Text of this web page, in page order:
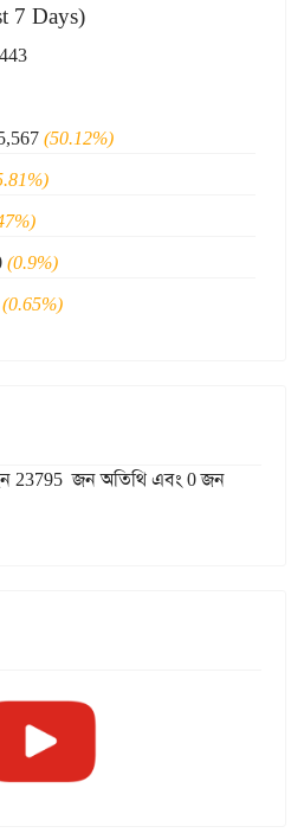
7 Days)
(50.12%)
(0.9%)
(0.65%)
23795 জন অতিথি এবং 0 জন